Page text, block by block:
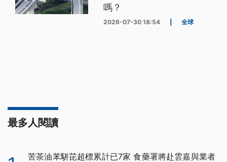
嗎？
2026-07-30 18:54 全球
最多人閱讀
苦茶油苯駢芘超標累計已7家 食藥署將赴雲嘉與業者